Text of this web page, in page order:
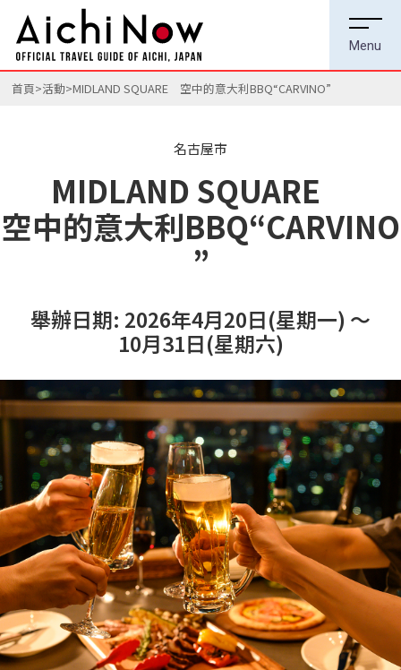
首頁 活動 MIDLAND SQUARE 空中的意大利BBQ“CARVINO”
名古屋市
MIDLAND SQUARE
空中的意大利BBQ“CARVINO
”
舉辦日期: 2026年4月20日(星期一) ～
10月31日(星期六)